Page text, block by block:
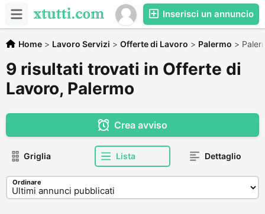
Inserisci un annuncio
Home > Lavoro Servizi > Offerte di Lavoro > Palermo >
9 risultati trovati in Offerte di
Lavoro, Palermo
Crea avviso
Griglia Lista Dettaglio
Ordinare